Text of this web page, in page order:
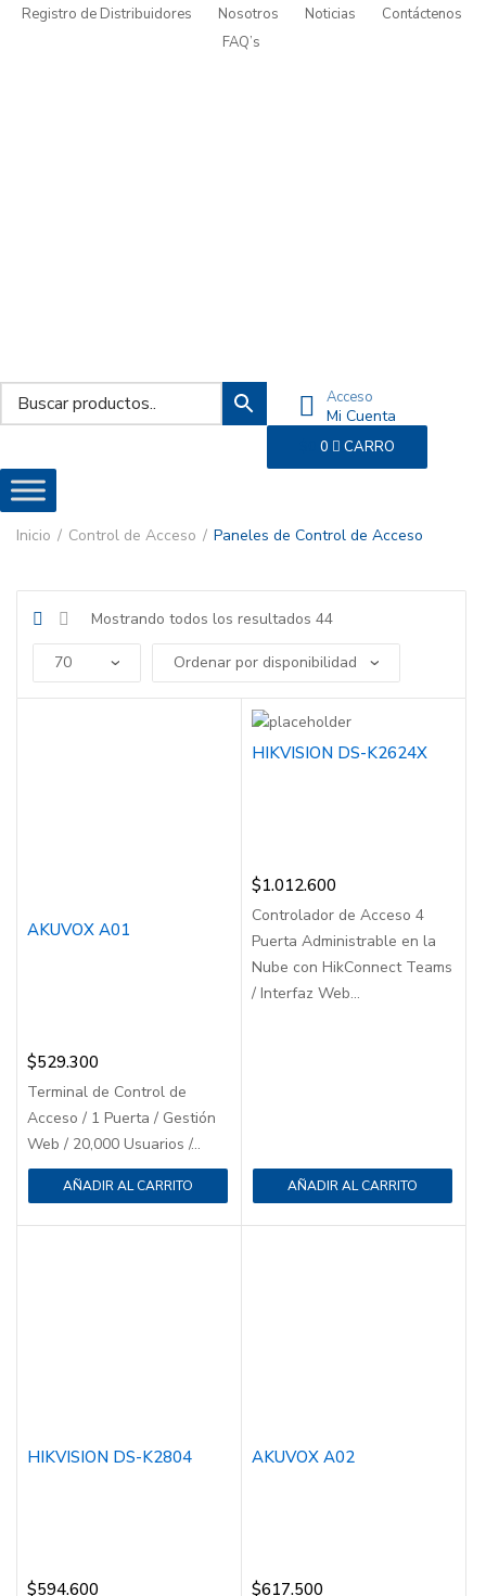
Registro de Distribuidores Nosotros Noticias
Contáctenos
FAQ’s
Acceso
Mi Cuenta
0 CARRO
Inicio Control de Acceso Paneles de Control de Acceso
Mostrando todos los resultados 44
AKUVOX A01
$529.300
Terminal de Control de
Acceso / 1 Puerta / Gestión
Web / 20,000 Usuarios /...
AÑADIR AL CARRITO
HIKVISION DS-K2624X
$1.012.600
Controlador de Acceso 4
Puerta Administrable en la
Nube con HikConnect Teams
/ Interfaz Web...
AÑADIR AL CARRITO
HIKVISION DS-K2804
$594.600
AKUVOX A02
$617.500